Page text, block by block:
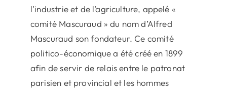
l’industrie et de l’agriculture, appelé «
comité Mascuraud » du nom d’Alfred
Mascuraud son fondateur. Ce comité
politico-économique a été créé en 1899
afin de servir de relais entre le patronat
parisien et provincial et les hommes